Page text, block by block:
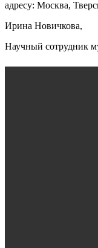
адресу: Москва,
Ирина Новичкова,
Научный сотрудник